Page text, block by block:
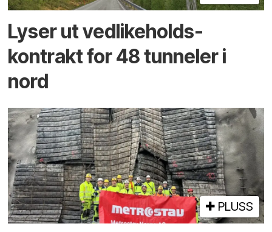
Lyser ut vedlikeholds­
kontrakt for 48 tunneler i
nord
PLUSS